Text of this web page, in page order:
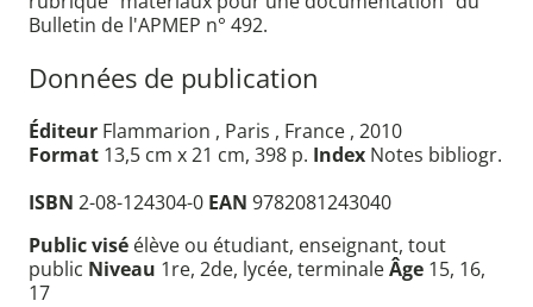
Bulletin de l'APMEP n° 492.
Données de publication
Éditeur Flammarion , Paris , France , 2010
Format 13,5 cm x 21 cm, 398 p. Index Notes bibliogr.
ISBN 2-08-124304-0 EAN 9782081243040
Public visé élève ou étudiant, enseignant, tout
public Niveau 1re, 2de, lycée, terminaleÂge 15, 16,
17